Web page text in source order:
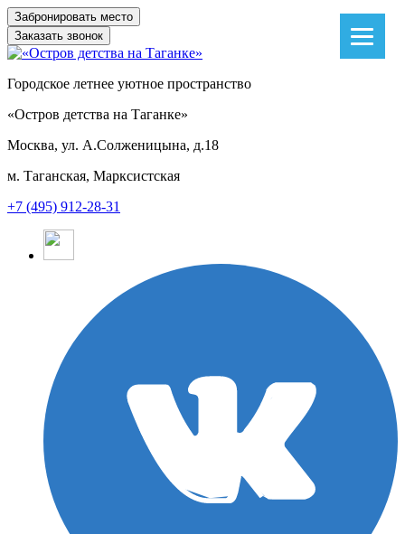
Заказать звонок
Городское летнее уютное пространство
«Остров детства на Таганке»
Москва, ул. А.Солженицына, д.18
м. Таганская, Марксистская
+7 (495) 912-28-31